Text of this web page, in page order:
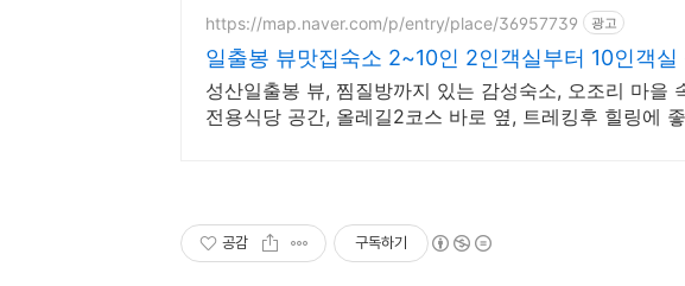
https://map.naver.com/p/entry/place/36957739 광고
일출봉 뷰맛집숙소 2~10인 2인객실부터 10인객실
성산일출봉 뷰, 찜질방까지 있는 감성숙소, 오조리 마을
전용식당 공간, 올레길2코스 바로 옆, 트레킹후 힐링에
공감 구독하기